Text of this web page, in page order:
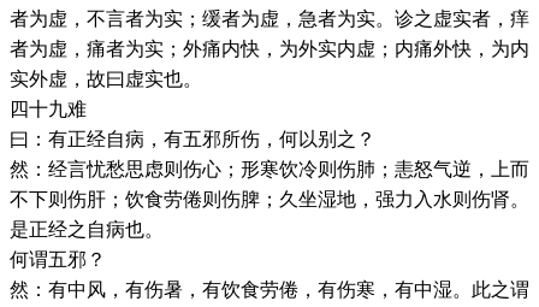
者为虚，不言者为实；缓者为虚，急者为实。诊之虚实者，痒
者为虚，痛者为实；外痛内快，为外实内虚；内痛外快，为内
实外虚，故曰虚实也。
四十九难
曰：有正经自病，有五邪所伤，何以别之？
然：经言忧愁思虑则伤心；形寒饮冷则伤肺；恚怒气逆，上而
不下则伤肝；饮食劳倦则伤脾；久坐湿地，强力入水则伤肾。
是正经之自病也。
何谓五邪？
然：有中风，有伤暑，有饮食劳倦，有伤寒，有中湿。此之谓